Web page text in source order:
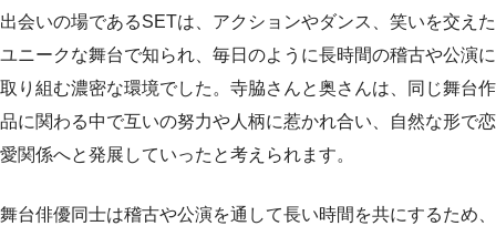
出会いの場であるSETは、アクションやダンス、笑いを交えた
ユニークな舞台で知られ、毎日のように長時間の稽古や公演に
取り組む濃密な環境でした。寺脇さんと奥さんは、同じ舞台作
品に関わる中で互いの努力や人柄に惹かれ合い、自然な形で恋
愛関係へと発展していったと考えられます。
舞台俳優同士は稽古や公演を通して長い時間を共にするため、